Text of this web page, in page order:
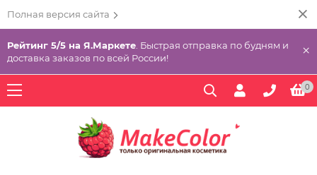
Полная версия сайта
Рейтинг 5/5 на Я.Маркете . Быстрая отправка по будням и
доставка заказов по всей России!
×
0